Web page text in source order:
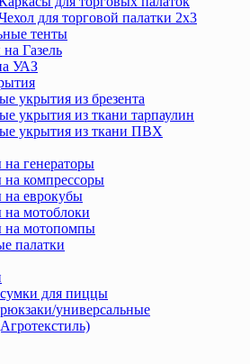
для торговой палатки 2х3
тенты
Газель
УАЗ
укрытия из брезента
укрытия из ткани тарпаулин
укрытия из ткани ПВХ
генераторы
на компрессоры
на еврокубы
на мотоблоки
на мотопомпы
палатки
для пиццы
универсальные